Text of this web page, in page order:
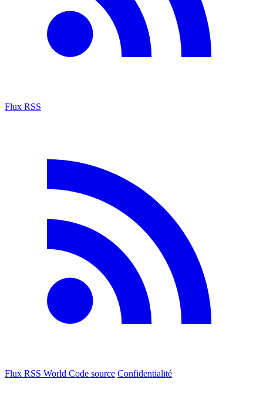
Flux RSS
Flux RSS World Code source Confidentialité